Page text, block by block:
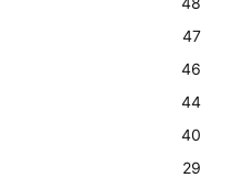
47
46
44
40
29